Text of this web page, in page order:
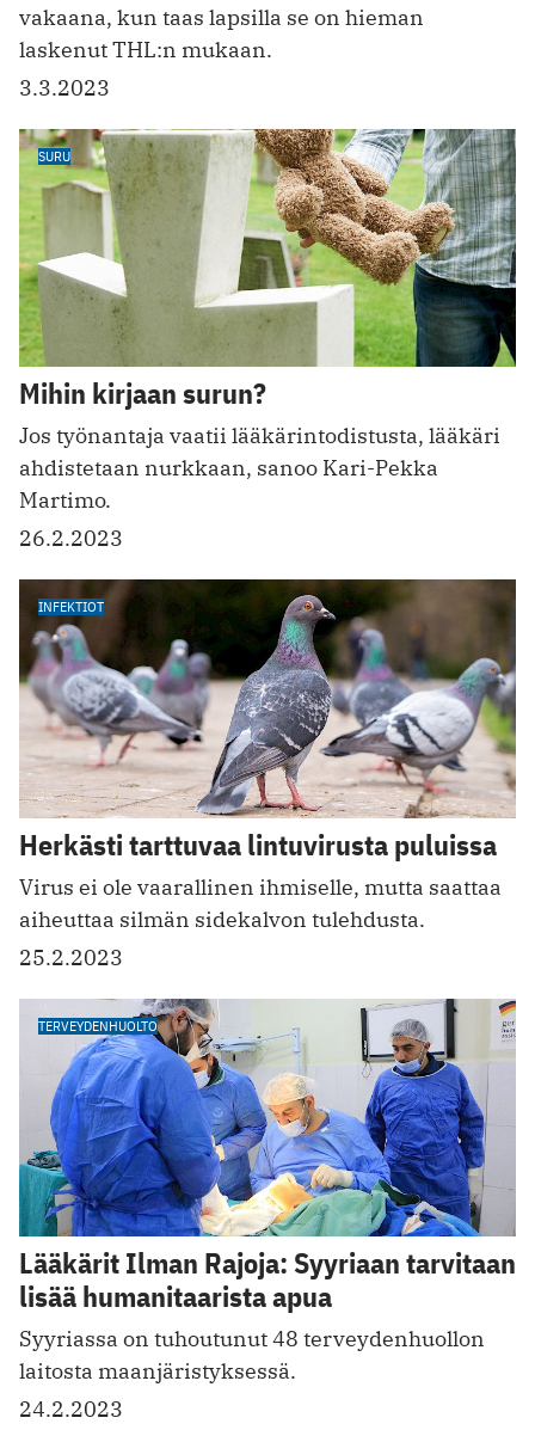
vakaana, kun taas lapsilla se on hieman
laskenut THL:n mukaan.
3.3.2023
SURU
Mihin kirjaan surun?
Jos työnantaja vaatii lääkärintodistusta, lääkäri
ahdistetaan nurkkaan, sanoo Kari-Pekka
Martimo.
26.2.2023
INFEKTIOT
Herkästi tarttuvaa lintuvirusta puluissa
Virus ei ole vaarallinen ihmiselle, mutta saattaa
aiheuttaa silmän sidekalvon tulehdusta.
25.2.2023
TERVEYDENHUOLTO
Lääkärit Ilman Rajoja: Syyriaan tarvitaan
lisää humanitaarista apua
Syyriassa on tuhoutunut 48 terveydenhuollon
laitosta maanjäristyksessä.
24.2.2023